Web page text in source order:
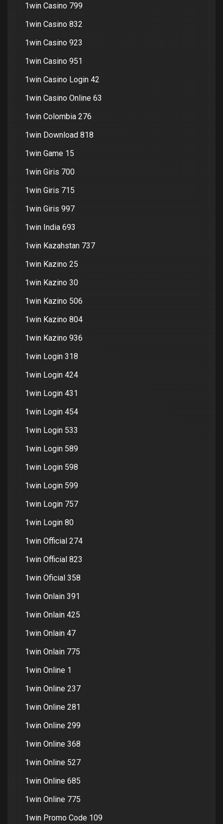
1win Casino 799
1win Casino 832
1win Casino 923
1win Casino 951
1win Casino Login 42
1win Casino Online 63
1win Colombia 276
1win Download 818
1win Game 15
1win Giris 700
1win Giris 715
1win Giris 997
1win India 693
1win Kazahstan 737
1win Kazino 25
1win Kazino 30
1win Kazino 506
1win Kazino 804
1win Kazino 936
1win Login 318
1win Login 424
1win Login 431
1win Login 454
1win Login 533
1win Login 589
1win Login 598
1win Login 599
1win Login 757
1win Login 80
1win Official 274
1win Official 823
1win Oficial 358
1win Onlain 391
1win Onlain 425
1win Onlain 47
1win Onlain 775
1win Online 1
1win Online 237
1win Online 281
1win Online 299
1win Online 368
1win Online 527
1win Online 685
1win Online 775
1win Promo Code 109